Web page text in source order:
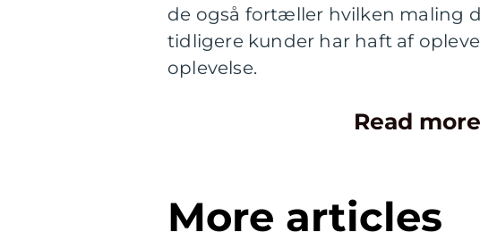
de også fortæller hvilken maling
tidligere kunder har haft af
oplevelse.
Read
More articles